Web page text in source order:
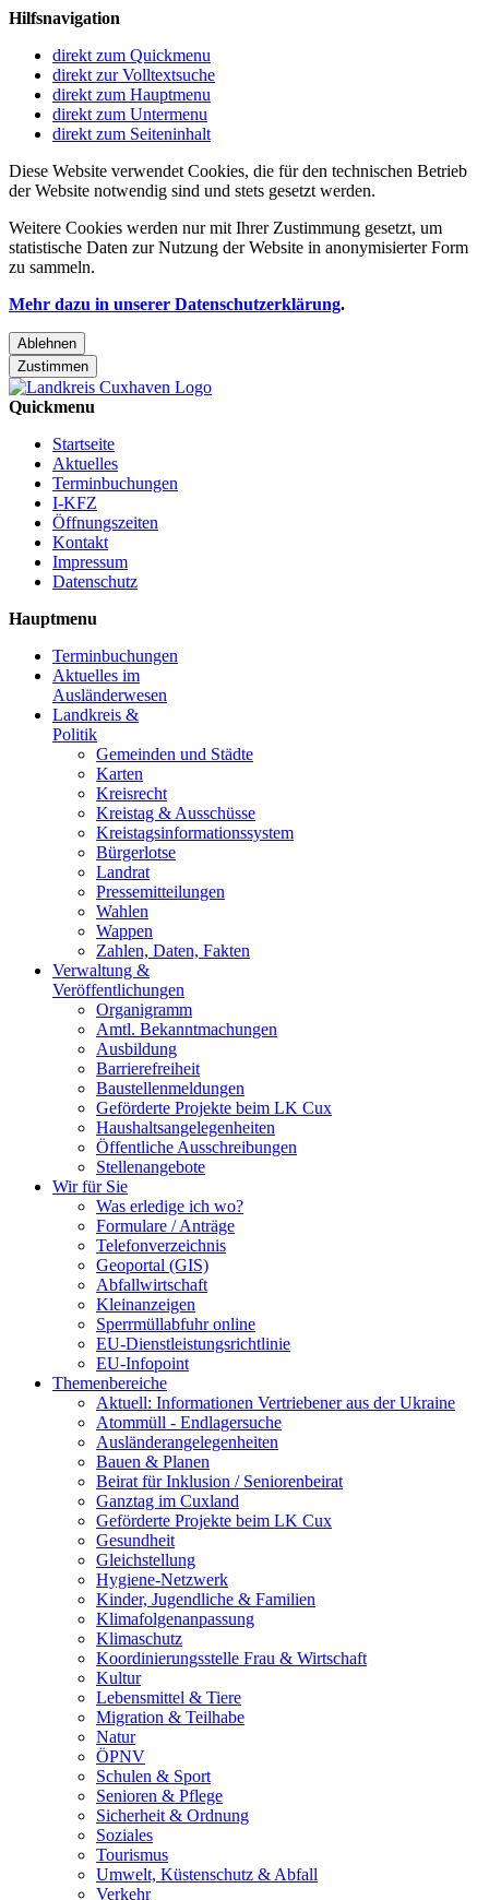
Hilfsnavigation
direkt zum Quickmenu
direkt zur Volltextsuche
direkt zum Hauptmenu
direkt zum Untermenu
direkt zum Seiteninhalt
Diese Website verwendet Cookies, die für den technischen Betrieb
der Website notwendig sind und stets gesetzt werden.
Weitere Cookies werden nur mit Ihrer Zustimmung gesetzt, um
statistische Daten zur Nutzung der Website in anonymisierter Form
zu sammeln.
Mehr dazu in unserer Datenschutzerklärung.
Ablehnen
Zustimmen
Quickmenu
Startseite
Aktuelles
Terminbuchungen
I-KFZ
Öffnungszeiten
Kontakt
Impressum
Datenschutz
Hauptmenu
Terminbuchungen
Aktuelles im
Ausländerwesen
Landkreis &
Politik
Gemeinden und Städte
Karten
Kreisrecht
Kreistag & Ausschüsse
Kreistagsinformationssystem
Bürgerlotse
Landrat
Pressemitteilungen
Wahlen
Wappen
Zahlen, Daten, Fakten
Verwaltung &
Veröffentlichungen
Organigramm
Amtl. Bekanntmachungen
Ausbildung
Barrierefreiheit
Baustellenmeldungen
Geförderte Projekte beim LK Cux
Haushaltsangelegenheiten
Öffentliche Ausschreibungen
Stellenangebote
Wir für Sie
Was erledige ich wo?
Formulare / Anträge
Telefonverzeichnis
Geoportal (GIS)
Abfallwirtschaft
Kleinanzeigen
Sperrmüllabfuhr online
EU-Dienstleistungsrichtlinie
EU-Infopoint
Themenbereiche
Aktuell: Informationen Vertriebener aus der Ukraine
Atommüll - Endlagersuche
Ausländerangelegenheiten
Bauen & Planen
Beirat für Inklusion / Seniorenbeirat
Ganztag im Cuxland
Geförderte Projekte beim LK Cux
Gesundheit
Gleichstellung
Hygiene-Netzwerk
Kinder, Jugendliche & Familien
Klimafolgenanpassung
Klimaschutz
Koordinierungsstelle Frau & Wirtschaft
Kultur
Lebensmittel & Tiere
Migration & Teilhabe
Natur
ÖPNV
Schulen & Sport
Senioren & Pflege
Sicherheit & Ordnung
Soziales
Tourismus
Umwelt, Küstenschutz & Abfall
Verkehr